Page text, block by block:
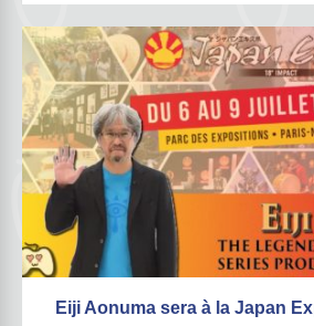
Eiji Aonuma sera à la Japan